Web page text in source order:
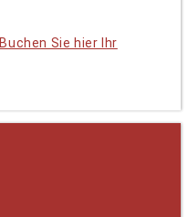
Buchen Sie hier Ihr